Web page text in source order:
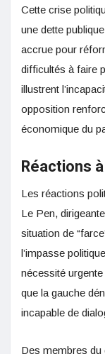
Cette crise
une dette
accrue pour
difficultés à faire
illustrent
opposition
économique du
Réactions
Les réactions
Le Pen,
situation de
l’impasse
nécessité
que la gauche
incapable de
Des membres du